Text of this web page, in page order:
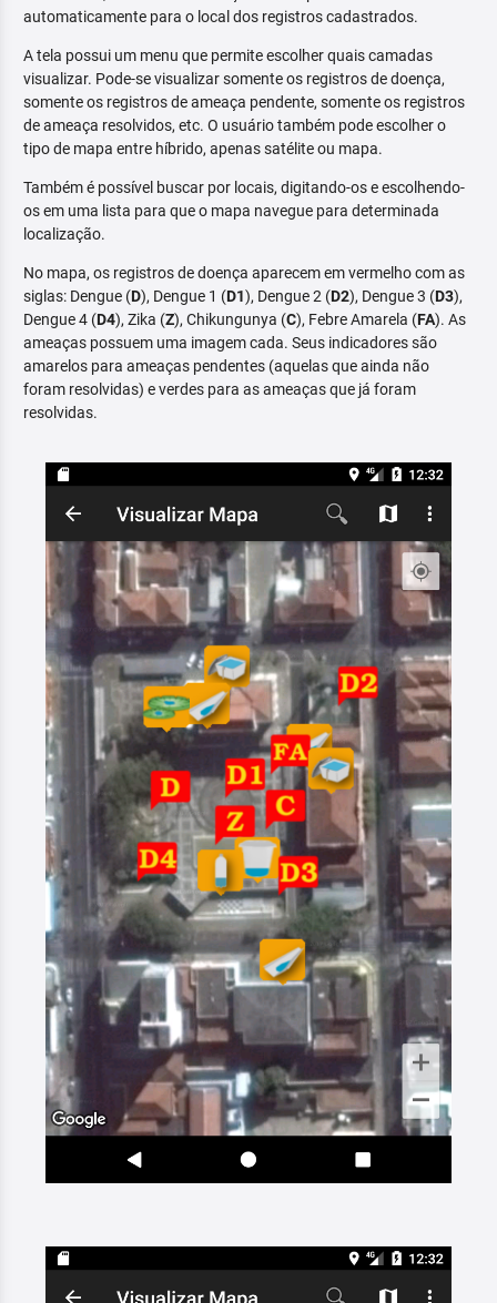
automaticamente para o local dos registros cadastrados.
A tela possui um menu que permite escolher quais camadas
visualizar. Pode-se visualizar somente os registros de doença,
somente os registros de ameaça pendente, somente os registros
de ameaça resolvidos, etc. O usuário também pode escolher o
tipo de mapa entre híbrido, apenas satélite ou mapa.
Também é possível buscar por locais, digitando-os e escolhendo-
os em uma lista para que o mapa navegue para determinada
localização.
No mapa, os registros de doença aparecem em vermelho com as
siglas: Dengue (D), Dengue 1 (D1), Dengue 2 (D2), Dengue 3 (D3),
Dengue 4 (D4), Zika (Z), Chikungunya (C), Febre Amarela (FA). As
ameaças possuem uma imagem cada. Seus indicadores são
amarelos para ameaças pendentes (aquelas que ainda não
foram resolvidas) e verdes para as ameaças que já foram
resolvidas.